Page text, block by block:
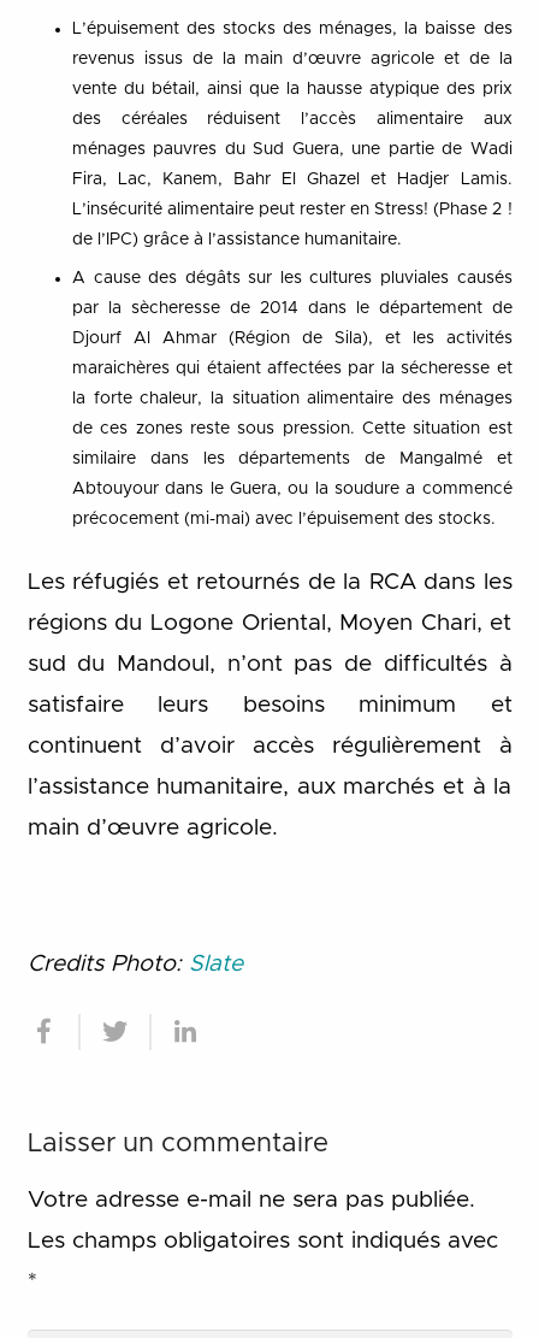
L’épuisement des stocks des ménages, la baisse des
revenus issus de la main d’œuvre agricole et de la
vente du bétail, ainsi que la hausse atypique des prix
des céréales réduisent l’accès alimentaire aux
ménages pauvres du Sud Guera, une partie de Wadi
Fira, Lac, Kanem, Bahr El Ghazel et Hadjer Lamis.
L’insécurité alimentaire peut rester en Stress! (Phase 2 !
de l’IPC) grâce à l’assistance humanitaire.
A cause des dégâts sur les cultures pluviales causés
par la sècheresse de 2014 dans le département de
Djourf Al Ahmar (Région de Sila), et les activités
maraichères qui étaient affectées par la sécheresse et
la forte chaleur, la situation alimentaire des ménages
de ces zones reste sous pression. Cette situation est
similaire dans les départements de Mangalmé et
Abtouyour dans le Guera, ou la soudure a commencé
précocement (mi-mai) avec l’épuisement des stocks.
Les réfugiés et retournés de la RCA dans les
régions du Logone Oriental, Moyen Chari, et
sud du Mandoul, n’ont pas de difficultés à
satisfaire leurs besoins minimum et
continuent d’avoir accès régulièrement à
l’assistance humanitaire, aux marchés et à la
main d’œuvre agricole.
Credits Photo: Slate
Laisser un commentaire
Votre adresse e-mail ne sera pas publiée.
Les champs obligatoires sont indiqués avec
*